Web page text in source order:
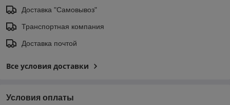
Доставка "Самовывоз"
Транспортная компания
Доставка почтой
Все условия доставки
Условия оплаты